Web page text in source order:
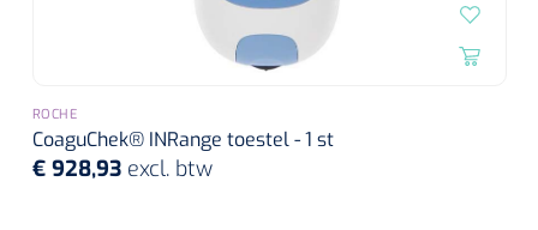
ROCHE
CoaguChek® INRange toestel - 1 st
€ 928,93 excl. btw